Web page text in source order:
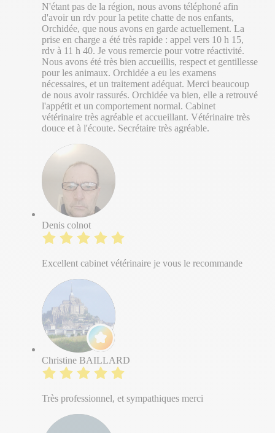
N'étant pas de la région, nous avons téléphoné afin
d'avoir un rdv pour la petite chatte de nos enfants,
Orchidée, que nous avons en garde actuellement. La
prise en charge a été très rapide : appel vers 10 h 15,
rdv à 11 h 40. Je vous remercie pour votre réactivité.
Nous avons été très bien accueillis, respect et gentillesse
pour les animaux. Orchidée a eu les examens
nécessaires, et un traitement adéquat. Merci beaucoup
de nous avoir rassurés. Orchidée va bien, elle a retrouvé
l'appétit et un comportement normal. Cabinet
vétérinaire très agréable et accueillant. Vétérinaire très
douce et à l'écoute. Secrétaire très agréable.
Denis colnot
Excellent cabinet vétérinaire je vous le recommande
Christine BAILLARD
Très professionnel, et sympathiques merci